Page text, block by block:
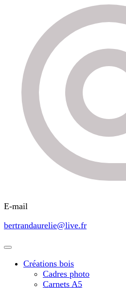
Limalou Creations
E-mail
bertrandaurelie@live.fr
Créations bois
Cadres photo
Carnets A5